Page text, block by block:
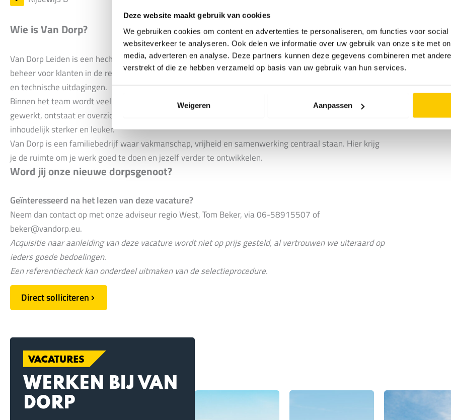
Deze website maakt gebruik van cookies
We gebruiken cookies om content en advertenties te personaliseren, om functies voor
websiteverkeer te analyseren. Ook delen we informatie over uw gebruik van onze site met
media, adverteren en analyse. Deze partners kunnen deze gegevens combineren met
verstrekt of die ze hebben verzameld op basis van uw gebruik van hun services.
Weigeren Aanpassen
Wie is Van Dorp?
Van Dorp Leiden is een hechte vestiging waar met zo’n 40 collega’s wordt gewerkt aan technisch
beheer voor klanten in de regio. De sfeer is nuchter en collegiaal en collega’s helpen elkaar bij storingen
en technische uitdagingen.
Binnen het team wordt veel samengewerkt en kennis gedeeld. Doordat er met vaste klanten wordt
gewerkt, ontstaat er overzicht en kun je installaties echt goed leren kennen. Dat maakt het werk
inhoudelijk sterker en leuker.
Van Dorp is een familiebedrijf waar vakmanschap, vrijheid en samenwerking centraal staan. Hier krijg
je de ruimte om je werk goed te doen en jezelf verder te ontwikkelen.
Word jij onze nieuwe dorpsgenoot?
Geïnteresseerd na het lezen van deze vacature?
Neem dan contact op met onze adviseur regio West, Tom Beker, via 06-58915507 of
beker@vandorp.eu.
Acquisitie naar aanleiding van deze vacature wordt niet op prijs gesteld, al vertrouwen we uiteraard op
ieders goede bedoelingen.
Een referentiecheck kan onderdeel uitmaken van de selectieprocedure.
Direct solliciteren
VACATURES
WERKEN BIJ VAN
DORP